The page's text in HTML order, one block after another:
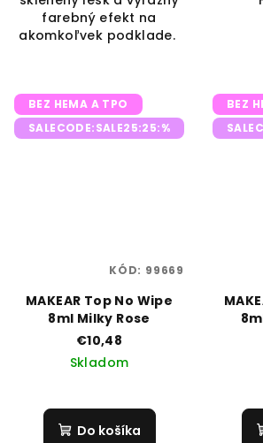
farebný efekt na
akomkoľvek podklade.
BEZ HEMA A TPO
SALECODE:SALE25:25:%
MAKEAR Top No Wipe
8ml Milky Rose
€10,48
Skladom
Do košíka
KÓD: 99669
BEZ